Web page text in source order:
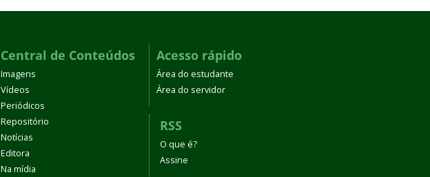
Central de Conteúdos
Imagens
Vídeos
Periódicos
Repositório
Notícias
Editora
Na mídia
Acesso rápido
Área do estudante
Área do servidor
RSS
O que é?
Assine